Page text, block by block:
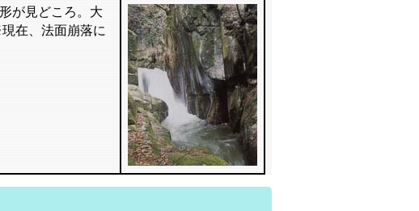
が見どころ。大
在、法面崩落に